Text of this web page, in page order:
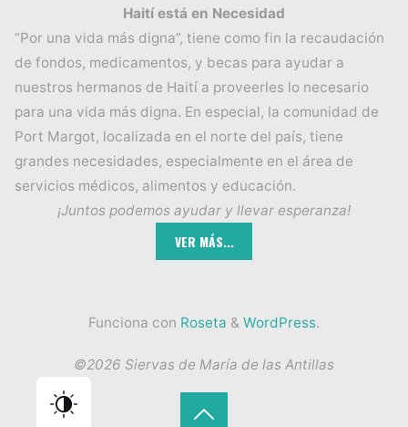
Haití está en Necesidad
“Por una vida más digna”, tiene como fin la recaudación
de fondos, medicamentos, y becas para ayudar a
nuestros hermanos de Haití a proveerles lo necesario
para una vida más digna. En especial, la comunidad de
Port Margot, localizada en el norte del país, tiene
grandes necesidades, especialmente en el área de
servicios médicos, alimentos y educación.
¡Juntos podemos ayudar y llevar esperanza!
Funciona con Roseta & WordPress.
©2026 Siervas de María de las Antillas